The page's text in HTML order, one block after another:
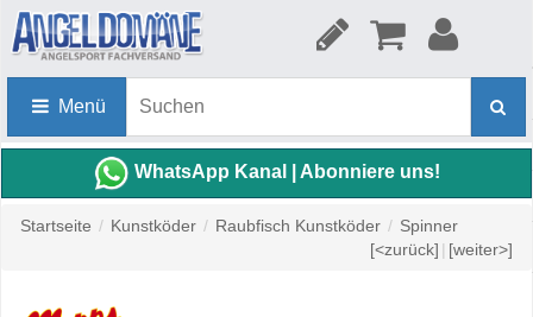
Menü
WhatsApp Kanal | Abonniere uns!
Startseite / Kunstköder / Raubfisch Kunstköder / Spinner
[<zurück] | [weiter>]